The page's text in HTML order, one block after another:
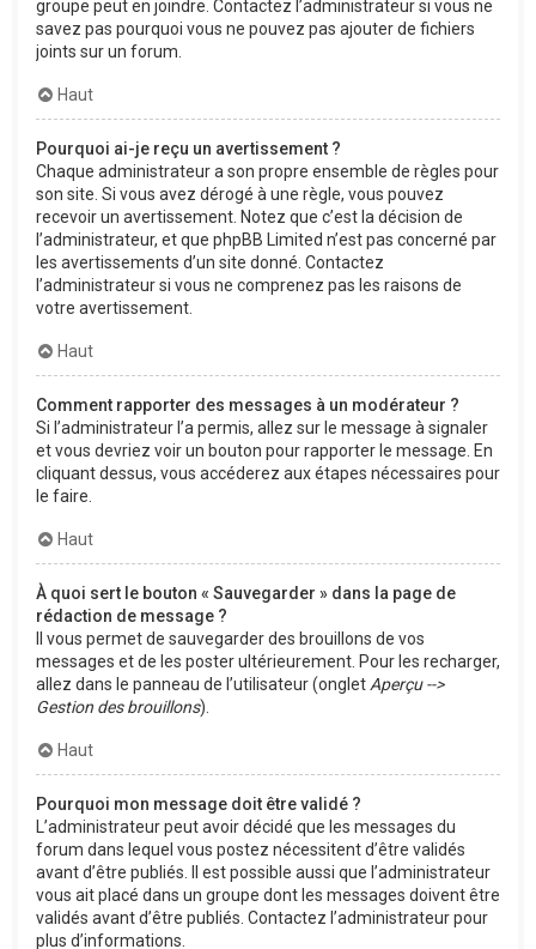
groupe peut en joindre. Contactez l’administrateur si vous ne
savez pas pourquoi vous ne pouvez pas ajouter de fichiers
joints sur un forum.
Haut
Pourquoi ai-je reçu un avertissement ?
Chaque administrateur a son propre ensemble de règles pour
son site. Si vous avez dérogé à une règle, vous pouvez
recevoir un avertissement. Notez que c’est la décision de
l’administrateur, et que phpBB Limited n’est pas concerné par
les avertissements d’un site donné. Contactez
l’administrateur si vous ne comprenez pas les raisons de
votre avertissement.
Haut
Comment rapporter des messages à un modérateur ?
Si l’administrateur l’a permis, allez sur le message à signaler
et vous devriez voir un bouton pour rapporter le message. En
cliquant dessus, vous accéderez aux étapes nécessaires pour
le faire.
Haut
À quoi sert le bouton « Sauvegarder » dans la page de
rédaction de message ?
Il vous permet de sauvegarder des brouillons de vos
messages et de les poster ultérieurement. Pour les recharger,
allez dans le panneau de l’utilisateur (onglet Aperçu -->
Gestion des brouillons).
Haut
Pourquoi mon message doit être validé ?
L’administrateur peut avoir décidé que les messages du
forum dans lequel vous postez nécessitent d’être validés
avant d’être publiés. Il est possible aussi que l’administrateur
vous ait placé dans un groupe dont les messages doivent être
validés avant d’être publiés. Contactez l’administrateur pour
plus d’informations.